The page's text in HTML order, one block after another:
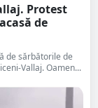
Protest
de
de sărbătorile de
Vallaj. Oamen...